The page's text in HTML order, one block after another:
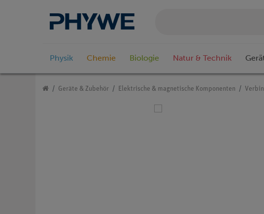
Physik Chemie Biologie Natur & Technik
Geräte & Zubehör Elektrische & magnetische Komponenten